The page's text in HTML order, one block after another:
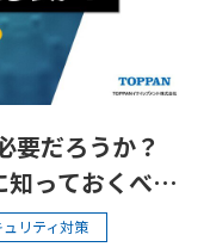
要だろうか？
っておくべき
ュリティ対策